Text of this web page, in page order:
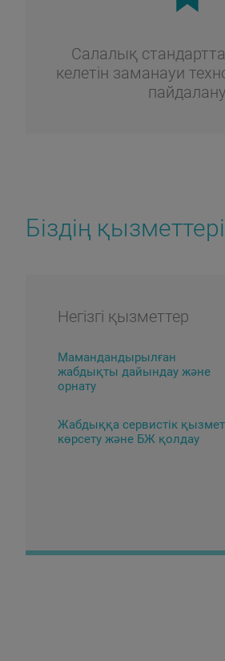
Салалық
келетін заманауи
пайдалану
Біздің
Негізгі қызметтер
Мамандандырылған
жабдықты дайындау және
орнату
Жабдыққа сервистік қызмет
көрсету және БЖ қолдау